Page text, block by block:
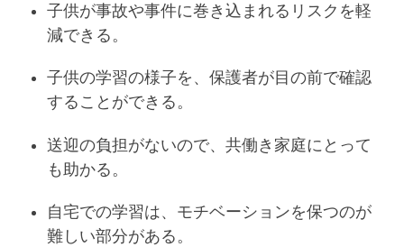
子供が事故や事件に巻き込まれるリスクを軽
減できる。
子供の学習の様子を、保護者が目の前で確認
することができる。
送迎の負担がないので、共働き家庭にとって
も助かる。
自宅での学習は、モチベーションを保つのが
難しい部分がある。